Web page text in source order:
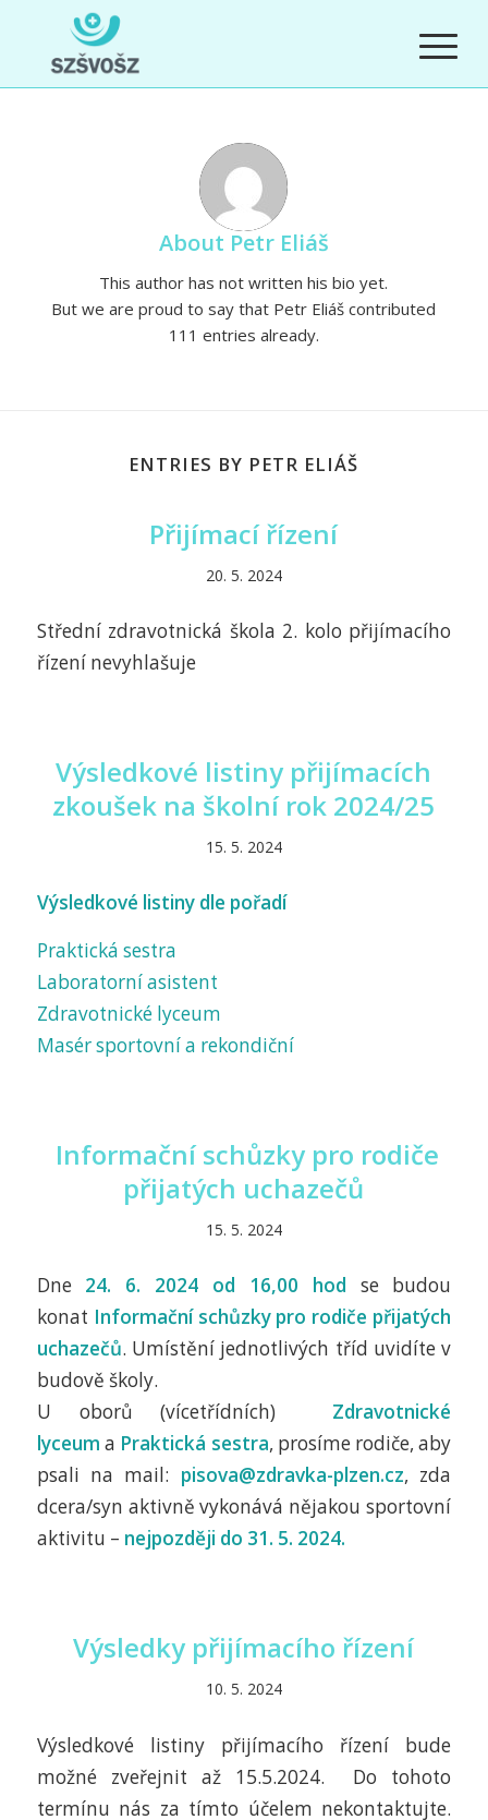
About Petr Eliáš
This author has not written his bio yet.
But we are proud to say that Petr Eliáš contributed
111 entries already.
ENTRIES BY PETR ELIÁŠ
Přijímací řízení
20. 5. 2024
Střední zdravotnická škola 2. kolo přijímacího
řízení nevyhlašuje
Výsledkové listiny přijímacích
zkoušek na školní rok 2024/25
15. 5. 2024
Výsledkové listiny dle pořadí
Praktická sestra
Laboratorní asistent
Zdravotnické lyceum
Masér sportovní a rekondiční
Informační schůzky pro rodiče
přijatých uchazečů
15. 5. 2024
Dne 24. 6. 2024 od 16,00 hod se budou
konat Informační schůzky pro rodiče přijatých
uchazečů. Umístění jednotlivých tříd uvidíte v
budově školy.
U oborů (vícetřídních) Zdravotnické
lyceum a Praktická sestra, prosíme rodiče, aby
psali na mail: pisova@zdravka-plzen.cz, zda
dcera/syn aktivně vykonává nějakou sportovní
aktivitu – nejpozději do 31. 5. 2024.
Výsledky přijímacího řízení
10. 5. 2024
Výsledkové listiny přijímacího řízení bude
možné zveřejnit až 15.5.2024. Do tohoto
termínu nás za tímto účelem nekontaktujte.